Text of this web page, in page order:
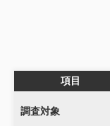
項目
調査対象